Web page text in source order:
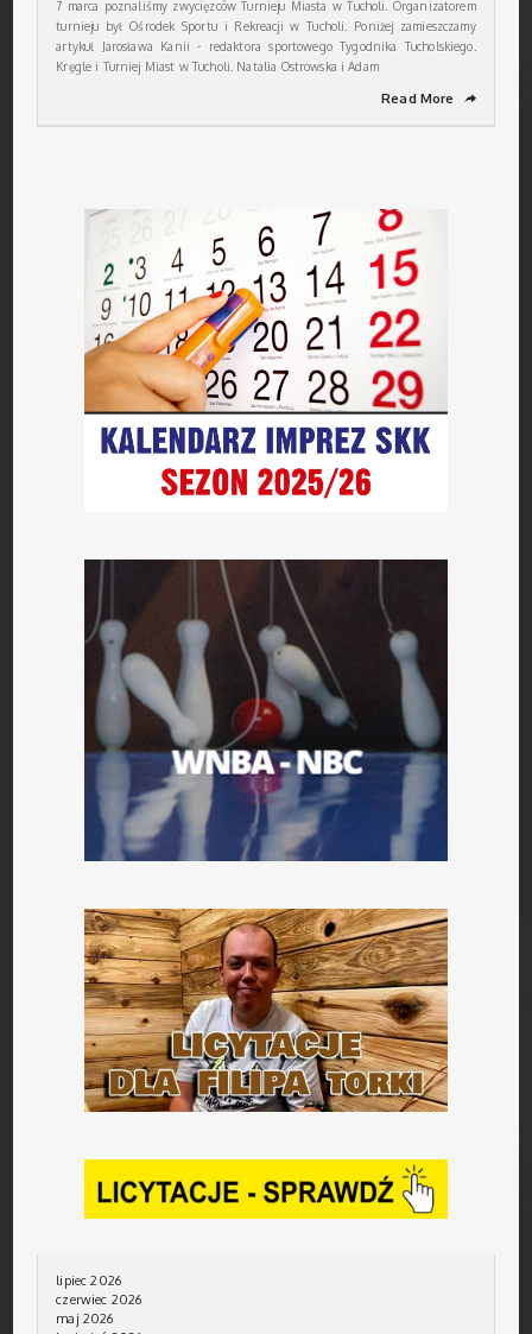
7 marca poznaliśmy zwycięzców Turnieju Miasta w Tucholi. Organizatorem
turnieju był Ośrodek Sportu i Rekreacji w Tucholi. Poniżej zamieszczamy
artykuł Jarosława Kanii - redaktora sportowego Tygodnika Tucholskiego.
Kręgle i Turniej Miast w Tucholi. Natalia Ostrowska i Adam
Read More ➦
lipiec 2026
czerwiec 2026
maj 2026